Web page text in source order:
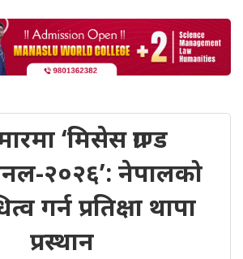
‘मिसेस ग्राण्ड
२०२६’: नेपालको
गर्न प्रतिक्षा थापा
प्रस्थान